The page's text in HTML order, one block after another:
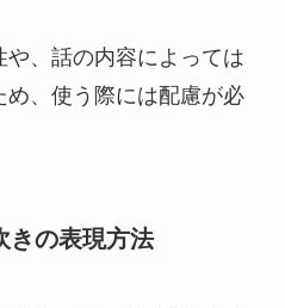
、話の内容によっては
、使う際には配慮が必
きの表現方法